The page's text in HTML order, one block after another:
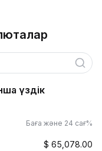
үздік
Баға және 24 сағ%
$ 65,078.00